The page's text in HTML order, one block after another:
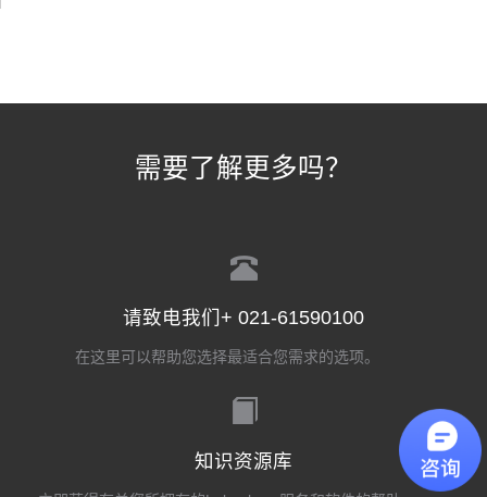
需要了解更多吗？
请致电我们+ 021-61590100
在这里可以帮助您选择最适合您需求的选项。
知识资源库